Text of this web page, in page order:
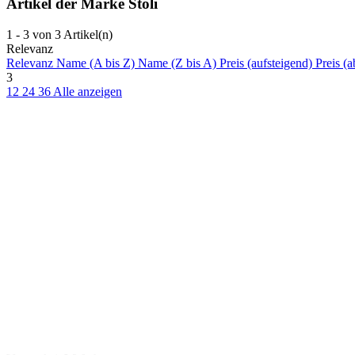
Artikel der Marke Stoli
1 - 3 von 3 Artikel(n)
Relevanz
Relevanz Name (A bis Z) Name (Z bis A) Preis (aufsteigend) Preis
3
12 24 36 Alle anzeigen